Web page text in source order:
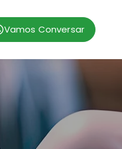
Vamos Conversar